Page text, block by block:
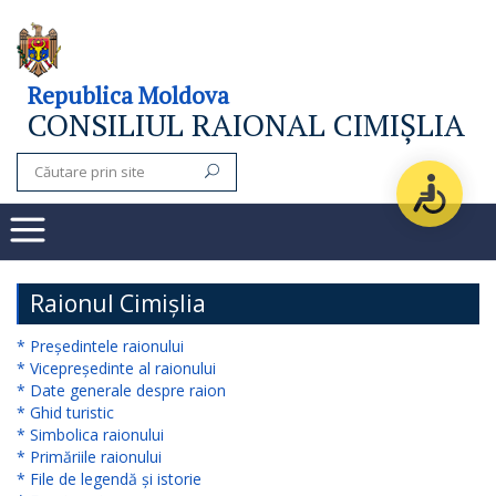
Consiliul
raional
Noutăți
Subdiviziuni
Secretarul
consiliului
raional
Aparatul
Republica Moldova
CONSILIUL RAIONAL CIMIȘLIA
Raionul Cimișlia
* Președintele raionului
* Vicepreședinte al raionului
* Date generale despre raion
* Ghid turistic
* Simbolica raionului
* Primăriile raionului
* File de legendă și istorie